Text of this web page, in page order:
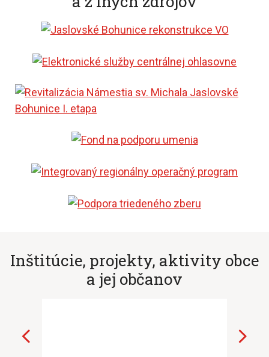
Inštitúcie, projekty, aktivity obce
a jej občanov